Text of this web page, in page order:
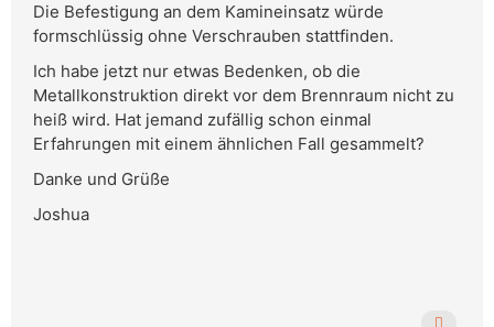
Die Befestigung an dem Kamineinsatz würde
formschlüssig ohne Verschrauben stattfinden.
Ich habe jetzt nur etwas Bedenken, ob die
Metallkonstruktion direkt vor dem Brennraum nicht zu
heiß wird. Hat jemand zufällig schon einmal
Erfahrungen mit einem ähnlichen Fall gesammelt?
Danke und Grüße
Joshua